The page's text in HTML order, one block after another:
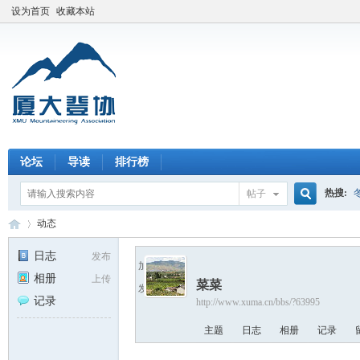
设为首页 收藏本站
论坛 导读 排行榜
帖子 热搜:
动态
发布
日志
上传
相册
记录
加为好友
发送消息
菜菜
http://www.xuma.cn/bbs/?63995
主题 日志 相册 记录